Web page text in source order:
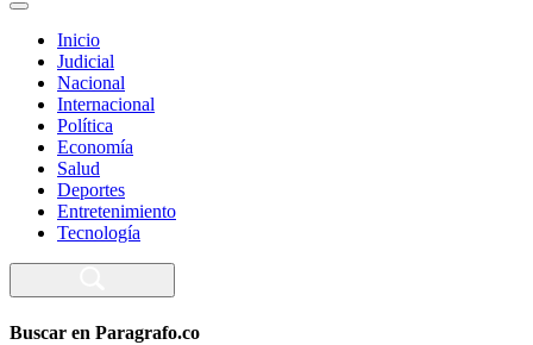
Inicio
Judicial
Nacional
Internacional
Política
Economía
Salud
Deportes
Entretenimiento
Tecnología
Buscar en Paragrafo.co